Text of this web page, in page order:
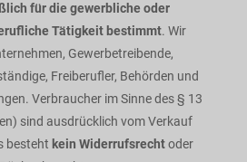
für die gewerbliche oder
Tätigkeit bestimmt. Wir
Gewerbetreibende,
Freiberufler, Behörden und
Verbraucher im Sinne des § 13
sind ausdrücklich vom Verkauf
besteht kein Widerrufsrechtoder